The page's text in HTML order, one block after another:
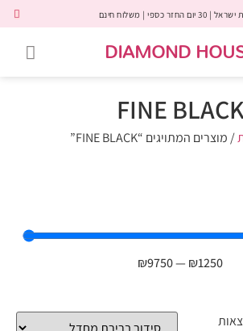
החזר כספי | משלוח חינם
DIAMOND
FINE
/ מוצרים המתויגים “FINE BLACK”
₪1250
—
₪9750